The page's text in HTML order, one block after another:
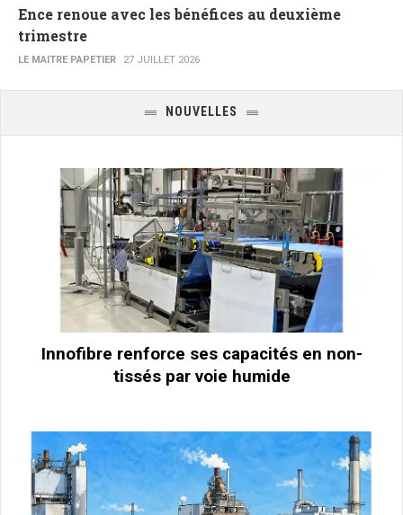
Ence renoue avec les bénéfices au deuxième
trimestre
LE MAITRE PAPETIER 27 JUILLET 2026
NOUVELLES
Innofibre renforce ses capacités en non-
tissés par voie humide